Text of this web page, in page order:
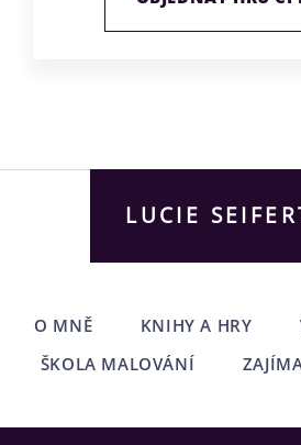
LUCIE
O MNĚ KNIHY A HRY
ŠKOLA MALOVÁNÍ